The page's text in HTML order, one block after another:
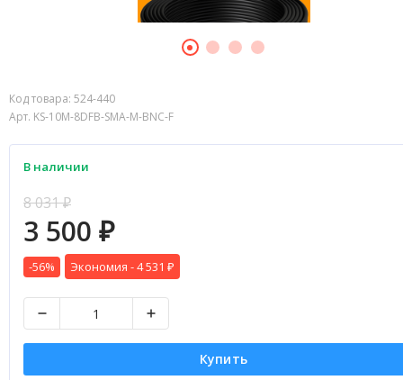
Код товара: 524-440
Арт. KS-10M-8DFB-SMA-M-BNC-F
В наличии
8 031₽
3 500 ₽
-56% Экономия -4 531 ₽
Купить